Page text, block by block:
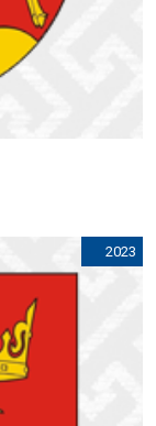
2023